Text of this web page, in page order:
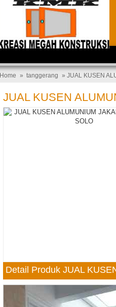
Home » tanggerang » JUAL KUSEN
JUAL KUSEN
Detail Produk JUAL